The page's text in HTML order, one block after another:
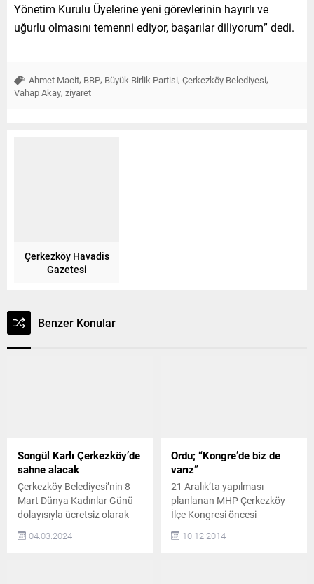
Yönetim Kurulu Üyelerine yeni görevlerinin hayırlı ve
uğurlu olmasını temenni ediyor, başarılar diliyorum” dedi.
Ahmet Macit, BBP, Büyük Birlik Partisi, Çerkezköy Belediyesi,
Vahap Akay, ziyaret
Çerkezköy Havadis
Gazetesi
Benzer Konular
Songül Karlı Çerkezköy’de
sahne alacak
Çerkezköy Belediyesi’nin 8
Mart Dünya Kadınlar Günü
dolayısıyla ücretsiz olarak
düzenleyeceği Kadınlar
Matinesinde ünlü sanatçı
04.03.2024
Ordu; “Kongre’de biz de
varız”
21 Aralık’ta yapılması
planlanan MHP Çerkezköy
İlçe Kongresi öncesi
açıklamada bulunan
Milliyetçi Hareket Partisi İlçe
10.12.2014